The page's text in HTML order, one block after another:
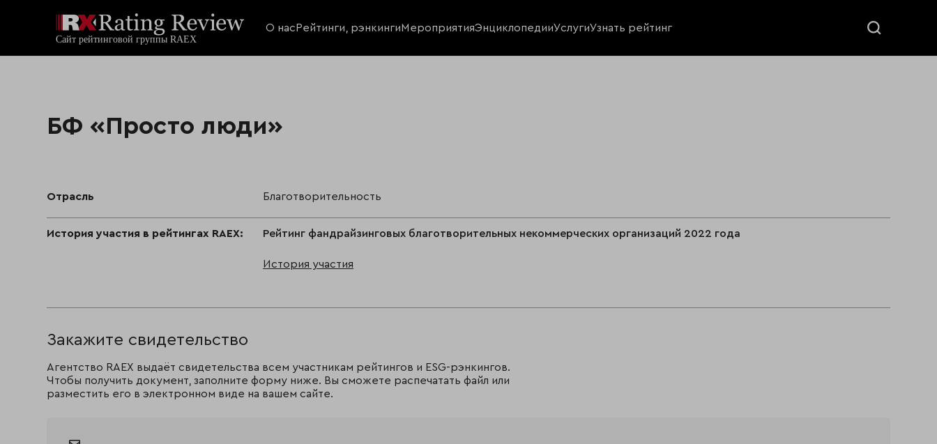
О нас Рейтинги, рэнкингиМероприятияЭнциклопедииУслугиУзнать рейтинг
БФ «Просто люди»
Отрасль Благотворительность
История участия в рейтингах RAEX: Рейтинг фандрайзинговых благотворительных некоммерческих организаций 2022 года
История участия
Закажите свидетельство
Агентство RAEX выдаёт свидетельства всем участникам рейтингов и ESG-рэнкингов.
Чтобы получить документ, заполните форму ниже. Вы сможете распечатать файл или
разместить его в электронном виде на вашем сайте.